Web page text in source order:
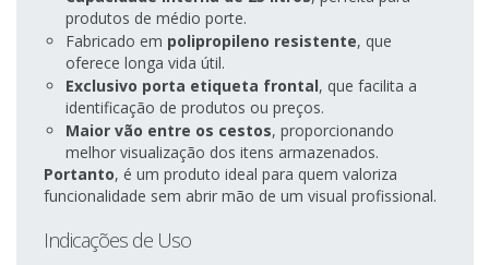
produtos de médio porte.
Fabricado em polipropileno resistente, que
oferece longa vida útil.
Exclusivo porta etiqueta frontal, que facilita a
identificação de produtos ou preços.
Maior vão entre os cestos, proporcionando
melhor visualização dos itens armazenados.
Portanto, é um produto ideal para quem valoriza
funcionalidade sem abrir mão de um visual profissional.
Indicações de Uso